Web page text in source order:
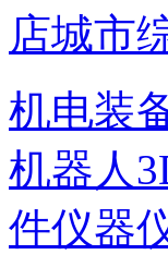
店城市
机电装
机器人
件仪器